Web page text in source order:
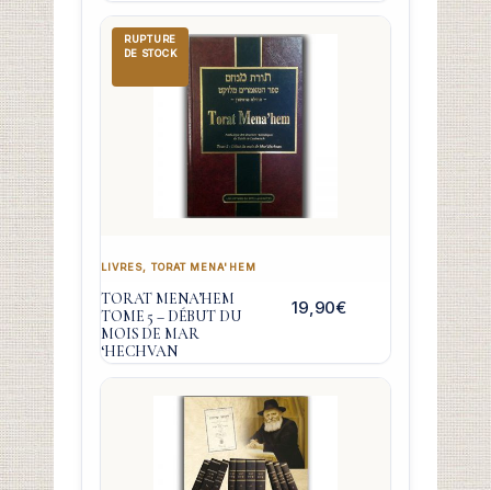
RUPTURE
DE STOCK
LIVRES, TORAT MENA'HEM
TORAT MENA’HEM
TOME 5 – DÉBUT DU
MOIS DE MAR
‘HECHVAN
19,90€